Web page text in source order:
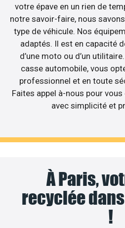
votre épave en un rien de
notre savoir-faire, nous
type de véhicule. Nos
adaptés. Il est en capacité
d’une moto ou d’un
casse automobile, vous
professionnel et en toute
Faites appel à-nous pour
avec simplicité et
À Paris,
recyclée
!